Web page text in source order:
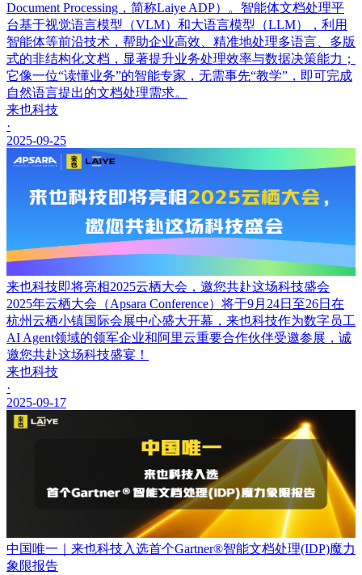
Document Processing，简称Laiye ADP）。智能体文档处理平
台基于视觉语言模型（VLM）和大语言模型（LLM），利用
智能体等前沿技术，帮助企业高效、精准地处理多语言、多版
式的非结构化文档，显著提升业务处理效率与数据决策能力；
它像一位“读懂业务”的智能专家，无需事先“教学”，即可完成
自然语言提出的文档处理需求。
来也科技
·
2025-09-25
来也科技即将亮相2025云栖大会，邀您共赴这场科技盛会
2025年云栖大会（Apsara Conference）将于9月24日至26日在
杭州云栖小镇国际会展中心盛大开幕，来也科技作为数字员工
AI Agent领域的领军企业和阿里云重要合作伙伴受邀参展，诚
邀您共赴这场科技盛宴！
来也科技
·
2025-09-17
中国唯一｜来也科技入选首个Gartner®智能文档处理(IDP)魔力
象限报告